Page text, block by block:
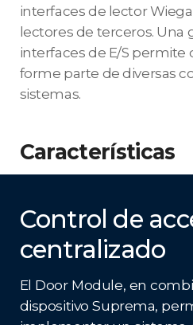
interfaces de lector
lectores de terceros. Una
interfaces de E/S permite
forme parte de diversas
sistemas.
Características
Control de
centralizado
El Door Module, en
dispositivo Suprema,